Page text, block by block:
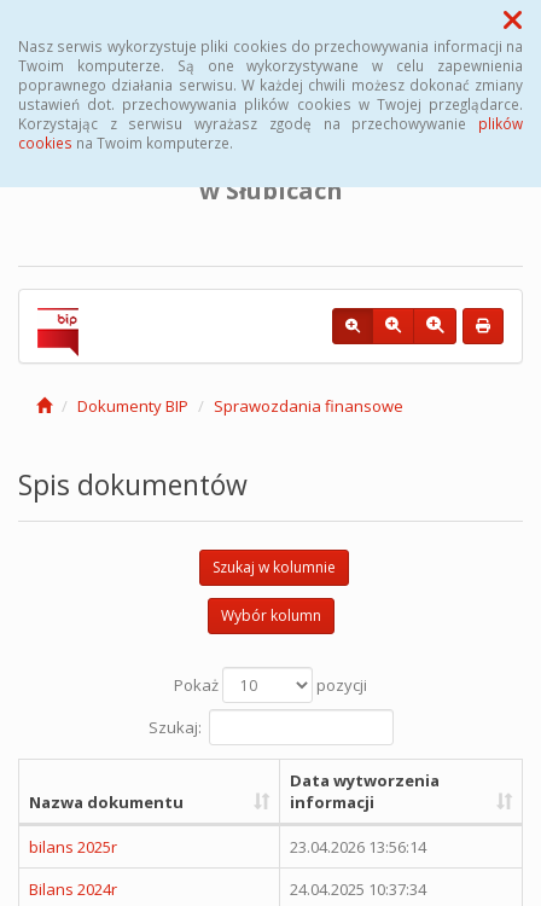
Nasz serwis wykorzystuje pliki cookies do przechowywania informacji na
Twoim komputerze. Są one wykorzystywane w celu zapewnienia
poprawnego działania serwisu. W każdej chwili możesz dokonać zmiany
ustawień dot. przechowywania plików cookies w Twojej przeglądarce.
Korzystając z serwisu wyrażasz zgodę na przechowywanie plików
cookies na Twoim komputerze.
Menu
BIULETYN INFORMACJI PUBLICZNEJ
Powiatowego Urzędu Pracy
w Słubicach
Dokumenty BIP Sprawozdania finansowe
Spis dokumentów
Szukaj w kolumnie
Wybór kolumn
Pokaż
pozycji
Szukaj:
Nazwa dokumentu
Data wytworzenia
informacji
bilans 2025r
23.04.2026 13:56:14
Bilans 2024r
24.04.2025 10:37:34